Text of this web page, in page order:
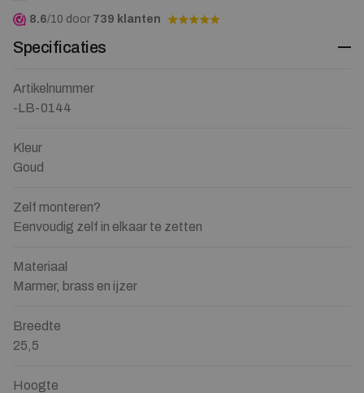
8.6/10 door 739 klanten
Specificaties
Artikelnummer
-LB-0144
Kleur
Goud
Zelf monteren?
Eenvoudig zelf in elkaar te zetten
Materiaal
Marmer, brass en ijzer
Breedte
25,5
Hoogte